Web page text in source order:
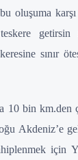
oluşuma
getirsin
sınır
bin km.den
Akdeniz’e
için